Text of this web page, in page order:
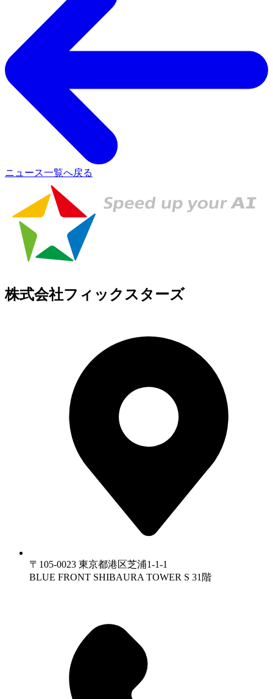
ニュース一覧へ戻る
株式会社フィックスターズ
〒105-0023 東京都港区芝浦1-1-1
BLUE FRONT SHIBAURA TOWER S 31階